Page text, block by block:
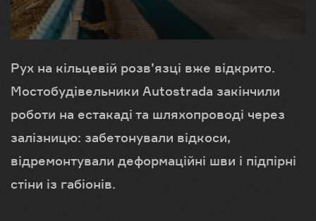
Рух на кільцевій розв’язці вже відкрито.
Мостобудівельники Autostrada закінчили
роботи на естакаді та шляхопроводі через
залізницю: забетонували відкоси,
відремонтували деформаційні шви і підпірні
стіни із габіонів.